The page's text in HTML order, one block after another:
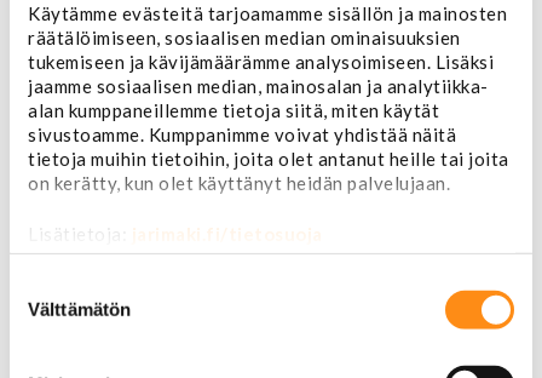
Käytämme evästeitä tarjoamamme sisällön ja mainosten
räätälöimiseen, sosiaalisen median ominaisuuksien
tukemiseen ja kävijämäärämme analysoimiseen. Lisäksi
jaamme sosiaalisen median, mainosalan ja analytiikka-
alan kumppaneillemme tietoja siitä, miten käytät
sivustoamme. Kumppanimme voivat yhdistää näitä
tietoja muihin tietoihin, joita olet antanut heille tai joita
on kerätty, kun olet käyttänyt heidän palvelujaan.
Lisätietoja: jarimaki.fi/tietosuoja
valinta
Välttämätön
Etuvastukset
Kennot
Kompressorit ja osat
Käyttöpaneelit / kytkimet
Moottorit
Ilmastoinnin osat
Muut
Startit ja startin osat
Starttimoottorit